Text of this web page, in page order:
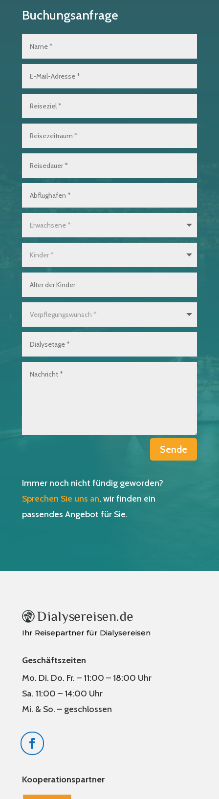
Buchungsanfrage
Sende
Immer noch nicht fündig geworden?
Sprechen Sie uns an, wir finden ein
passendes Angebot für Sie.
Ihr Reisepartner für Dialysereisen
Geschäftszeiten
Mo. Di. Do. Fr. – 11:00 – 18:00 Uhr
Sa. 11:00 – 14:00 Uhr
Mi. & So. – geschlossen
Kooperationspartner